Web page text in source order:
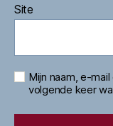
Site
Mijn naam, e-
volgende keer